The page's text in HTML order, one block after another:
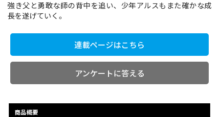
強き父と勇敢な師の背中を追い、少年アルスもまた確かな成
長を遂げていく。
連載ページはこちら
アンケートに答える
商品概要